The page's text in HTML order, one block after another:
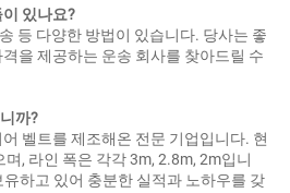
있나요?
등 다양한 방법이 있습니다. 당사는 좋
을 제공하는 운송 회사를 찾아드릴 수
까?
벨트를 제조해온 전문 기업입니다. 현
, 라인 폭은 각각 3m, 2.8m, 2m입니
하고 있어 충분한 실적과 노하우를 갖